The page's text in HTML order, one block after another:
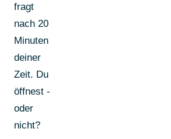
fragt
nach 20
Minuten
deiner
Zeit. Du
öffnest -
oder
nicht?